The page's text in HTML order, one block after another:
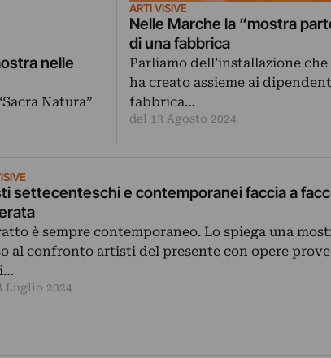
nelle
Natura”
ARTI VISIVE
Nelle Marche la “mostra
di una fabbrica
Parliamo dell’installazione
ha creato assieme ai
fabbrica…
del 13 Agosto 2024
settecenteschi e contemporanei faccia a
è sempre contemporaneo. Lo spiega una
al confronto artisti del presente con opere
Luglio 2024